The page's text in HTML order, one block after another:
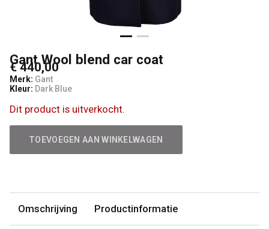
Gant Wool blend car coat
€ 440,00
Merk: Gant
Kleur: Dark Blue
Dit product is uitverkocht.
TOEVOEGEN AAN WINKELWAGEN
Omschrijving Productinformatie